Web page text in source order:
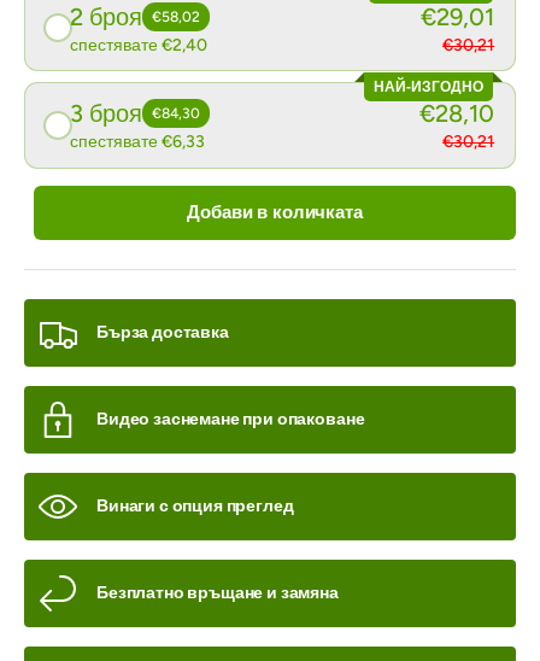
2 броя €58,02
спестявате €2,40
€29,01
€30,21
НАЙ-ИЗГОДНО
3 броя €84,30
спестявате €6,33
€28,10
€30,21
Добави в количката
Бърза доставка
Видео заснемане при опаковане
Винаги с опция преглед
Безплатно връщане и замяна